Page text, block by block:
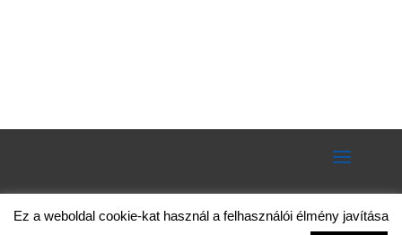
Ez a weboldal cookie-kat használ a felhasználói élmény javítása